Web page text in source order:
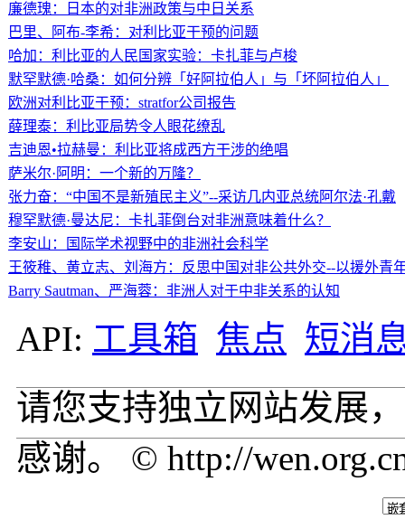
廉德瑰：日本的对非洲政策与中日关系
巴里、阿布-李希：对利比亚干预的问题
哈加：利比亚的人民国家实验：卡扎菲与卢梭
默罕默德·哈桑：如何分辨「好阿拉伯人」与「坏阿拉伯人」
欧洲对利比亚干预：stratfor公司报告
薛理泰：利比亚局势令人眼花缭乱
吉迪恩•拉赫曼：利比亚将成西方干涉的绝唱
萨米尔·阿明：一个新的万隆？
张力奋：“中国不是新殖民主义”--采访几内亚总统阿尔法·孔戴
穆罕默德·曼达尼：卡扎菲倒台对非洲意味着什么？
李安山：国际学术视野中的非洲社会科学
王筱稚、黄立志、刘海方：反思中国对非公共外交--以援外青
Barry Sautman、严海蓉：非洲人对于中非关系的认知
API: 工具箱 焦点 短消
请您支持独立网站发展
感谢。 © http://